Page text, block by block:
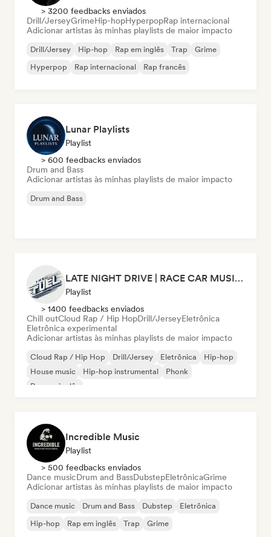
> 3200 feedbacks enviados
Drill/JerseyGrimeHip-hopHyperpopRap internacional
Adicionar artistas às minhas playlists de maior impacto
Drill/Jersey Hip-hop Rap em inglês Trap
Grime
Hyperpop
Rap internacional Rap francês
Lunar Playlists
Playlist
> 600 feedbacks enviados
Drum and Bass
Adicionar artistas às minhas playlists de maior impacto
Drum and Bass
LATE NIGHT DRIVE | RACE CAR MUSIC (by THEFUEL)
Playlist
> 1400 feedbacks enviados
Chill outCloud Rap / Hip HopDrill/JerseyEletrônica
Eletrônica experimental
Adicionar artistas às minhas playlists de maior impacto
Cloud Rap / Hip Hop Drill/Jersey Eletrônica
Hip-hop
House music
Hip-hop instrumental
Phonk
Rap em inglês
Incredible Music
Playlist
> 500 feedbacks enviados
Dance musicDrum and BassDubstepEletrônicaGrime
Adicionar artistas às minhas playlists de maior impacto
Dance music Drum and Bass Dubstep
Eletrônica
Hip-hop
Rap em inglês Trap Grime